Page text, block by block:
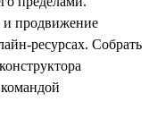
и продвижение
ресурсах. Собрать